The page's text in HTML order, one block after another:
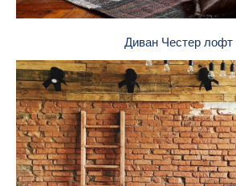
Диван Честер лофт